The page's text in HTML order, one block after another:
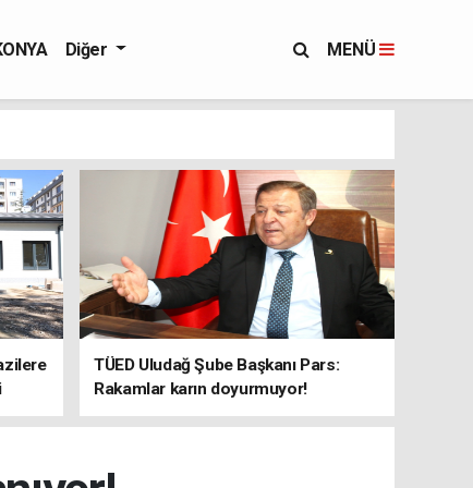
Diğer MENÜ
TÜED Uludağ Şube Başkanı Pars:
Rakamlar karın doyurmuyor!